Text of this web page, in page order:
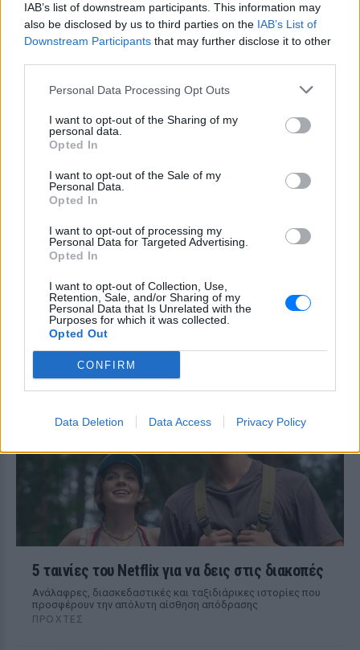
IAB’s list of downstream participants. This information may
also be disclosed by us to third parties on the IAB’s List of
Downstream Participants that may further disclose it to other
Personal Data Processing Opt Outs
I want to opt-out of the Sharing of my
personal data.
Opted In
I want to opt-out of the Sale of my
Personal Data.
Opted In
I want to opt-out of processing my
Personal Data for Targeted Advertising.
Opted In
I want to opt-out of Collection, Use,
Retention, Sale, and/or Sharing of my
Personal Data that Is Unrelated with the
Purposes for which it was collected.
Opted Out
CONFIRM
Data Deletion Data Access Privacy Policy
ΣΤΗΝ ΙΔΙΑ ΚΑΤΗΓΟΡΙΑ
Η ταινία που παραλίγο να
καταστρέψει την καριέρα της
ΠΡΙΝ 5 ΏΡΕΣ
Μία αποτυχία ήταν αρκετή
ξανά διάσημοι από… ατύχημα
χαμογελάσει, αποδεικνύει ότι ορισμένα
τραγούδια έχουν πολύ περισσότερες
Η κωμωδία που σατίρισε τον
νεοπλουτισμό και παραμένει
επίκαιρη
5 ταινίες του Netflix για να δεις στις διακοπές
Aνάλαφρες, διασκεδαστικές και ταξιδιάρικες ιστορίες που
προσφέρουν την απόλυτη αίσθηση απόδρασης
ΠΡΟΧΤΈΣ